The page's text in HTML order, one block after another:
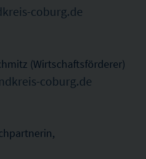
coburg.de
(Wirtschaftsförderer)
coburg.de